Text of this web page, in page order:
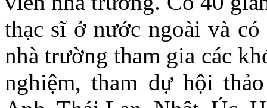
thạc sĩ ở nước ngoài và
nhà trường tham gia các
nghiệm, tham dự hội